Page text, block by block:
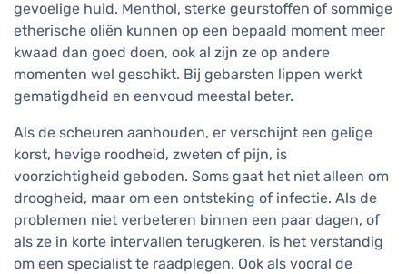
gevoelige huid. Menthol, sterke geurstoffen of sommige
etherische oliën kunnen op een bepaald moment meer
kwaad dan goed doen, ook al zijn ze op andere
momenten wel geschikt. Bij gebarsten lippen werkt
gematigdheid en eenvoud meestal beter.
Als de scheuren aanhouden, er verschijnt een gelige
korst, hevige roodheid, zweten of pijn, is
voorzichtigheid geboden. Soms gaat het niet alleen om
droogheid, maar om een ontsteking of infectie. Als de
problemen niet verbeteren binnen een paar dagen, of
als ze in korte intervallen terugkeren, is het verstandig
om een specialist te raadplegen. Ook als vooral de